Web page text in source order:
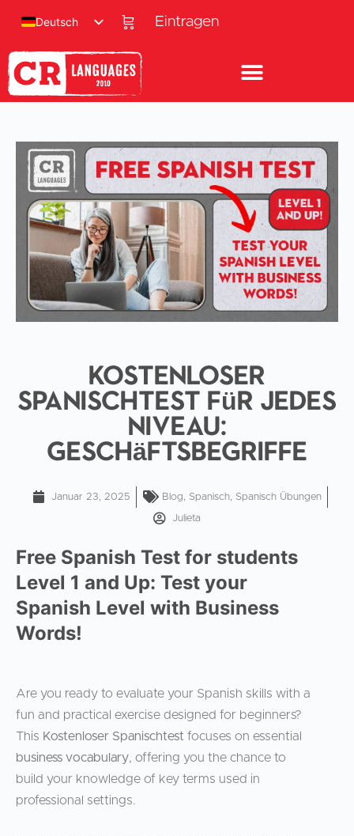
Eintragen
Deutsch
Kostenloser
Spanischtest für jedes
Niveau:
Geschäftsbegriffe
Januar 23, 2025 Blog, Spanisch, Spanisch Übungen
Julieta
Free Spanish Test for students
Level 1 and Up: Test your
Spanish Level with Business
Words!
Are you ready to evaluate your Spanish skills with a
fun and practical exercise designed for beginners?
This Kostenloser Spanischtest focuses on essential
business vocabulary, offering you the chance to
build your knowledge of key terms used in
professional settings.